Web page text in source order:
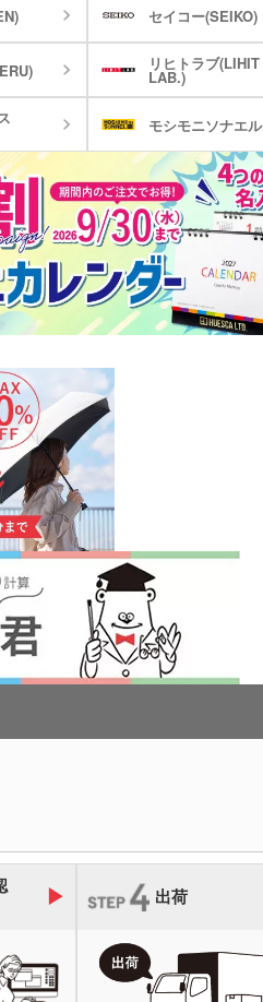
セイコー(SEIKO)
リヒトラブ(LIHIT
LAB.)
モシモニソナエル
出荷